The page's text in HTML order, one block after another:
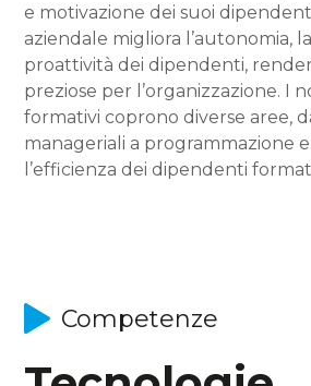
e motivazione dei suoi
aziendale migliora l’autonomia,
proattività dei dipendenti,
preziose per l’organizzazione. I
formativi coprono diverse aree,
manageriali a programmazione
l’efficienza dei dipendenti
Competenze